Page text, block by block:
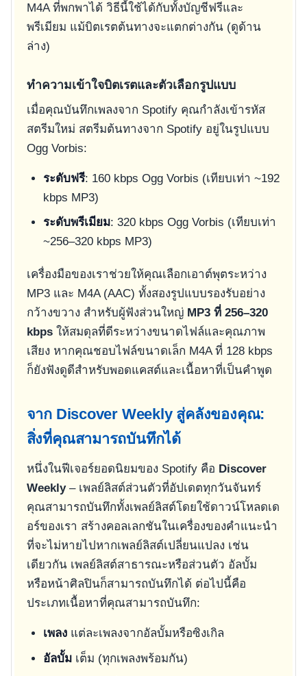
M4A ที่พกพาได้ วิธีนี้ใช้ได้กับทั้งบัญชีฟรีและ
พรีเมียม แม้บิตเรตต้นทางจะแตกต่างกัน (ดูด้าน
ล่าง)
ทำความเข้าใจบิตเรตและตัวเลือกรูปแบบ
เมื่อคุณบันทึกเพลงจาก Spotify คุณกำลังเข้ารหัส
สตรีมใหม่ สตรีมต้นทางจาก Spotify อยู่ในรูปแบบ
Ogg Vorbis:
ระดับฟรี: 160 kbps Ogg Vorbis (เทียบเท่า ~192
kbps MP3)
ระดับพรีเมียม: 320 kbps Ogg Vorbis (เทียบเท่า
~256–320 kbps MP3)
เครื่องมือของเราช่วยให้คุณเลือกเอาต์พุตระหว่าง
MP3 และ M4A (AAC) ทั้งสองรูปแบบรองรับอย่าง
กว้างขวาง สำหรับผู้ฟังส่วนใหญ่ MP3 ที่ 256–320
kbpsให้สมดุลที่ดีระหว่างขนาดไฟล์และคุณภาพ
เสียง หากคุณชอบไฟล์ขนาดเล็ก M4A ที่ 128 kbps
ก็ยังฟังดูดีสำหรับพอดแคสต์และเนื้อหาที่เป็นคำพูด
จาก Discover Weekly สู่คลังของคุณ:
สิ่งที่คุณสามารถบันทึกได้
หนึ่งในฟีเจอร์ยอดนิยมของ Spotify คือ Discover
Weekly– เพลย์ลิสต์ส่วนตัวที่อัปเดตทุกวันจันทร์
คุณสามารถบันทึกทั้งเพลย์ลิสต์โดยใช้ดาวน์โหลดเด
อร์ของเรา สร้างคอลเลกชันในเครื่องของคำแนะนำ
ที่จะไม่หายไปหากเพลย์ลิสต์เปลี่ยนแปลง เช่น
เดียวกัน เพลย์ลิสต์สาธารณะหรือส่วนตัว อัลบั้ม
หรือหน้าศิลปินก็สามารถบันทึกได้ ต่อไปนี้คือ
ประเภทเนื้อหาที่คุณสามารถบันทึก:
เพลงแต่ละเพลงจากอัลบั้มหรือซิงเกิล
อัลบั้มเต็ม (ทุกเพลงพร้อมกัน)